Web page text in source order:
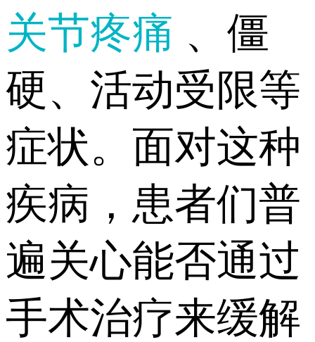
关节疼痛 、僵
硬、活动受限等
症状。面对这种
疾病，患者们普
遍关心能否通过
手术治疗来缓解